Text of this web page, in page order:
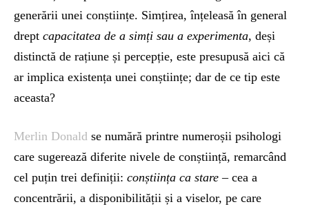
generării unei conștiințe. Simțirea, înțeleasă în general
drept capacitatea de a simți sau a experimenta, deși
distinctă de rațiune și percepție, este presupusă aici că
ar implica existența unei conștiințe; dar de ce tip este
aceasta?
Merlin Donald se numără printre numeroșii psihologi
care sugerează diferite nivele de conștiință, remarcând
cel puțin trei definiții: conștiința ca stare – cea a
concentrării, a disponibilității și a viselor, pe care